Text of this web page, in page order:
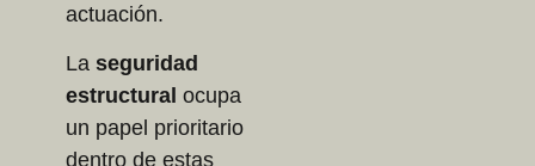
actuación.
La seguridad
estructural ocupa
un papel prioritario
dentro de estas